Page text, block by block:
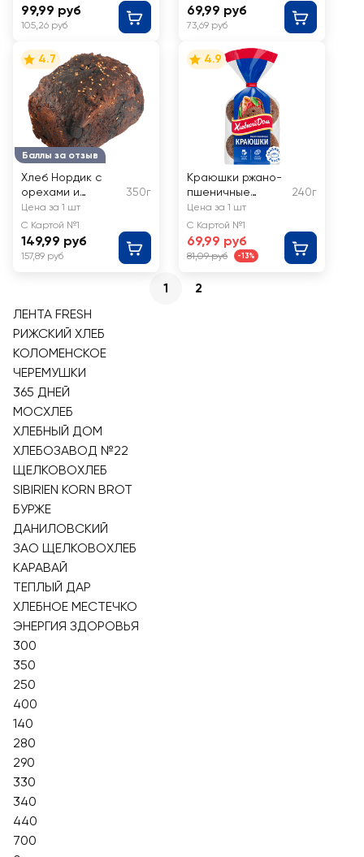
99,99 руб
105,26 руб
69,99 руб
73,69 руб
Баллы за отзыв
4.7
Хлеб Нордик с
орехами и
сухофруктами
ЛЕНТА FRESH
350г
Цена за 1 шт
С Картой №1
149,99 руб
157,89 руб
4.9
Краюшки ржано-
пшеничные
ХЛЕБНЫЙ ДОМ
240г
Цена за 1 шт
С Картой №1
69,99 руб
81,09 руб -13%
1
2
ЛЕНТА FRESH
РИЖСКИЙ ХЛЕБ
КОЛОМЕНСКОЕ
ЧЕРЕМУШКИ
365 ДНЕЙ
МОСХЛЕБ
ХЛЕБНЫЙ ДОМ
ХЛЕБОЗАВОД №22
ЩЕЛКОВОХЛЕБ
SIBIRIEN KORN BROT
БУРЖЕ
ДАНИЛОВСКИЙ
ЗАО ЩЕЛКОВОХЛЕБ
КАРАВАЙ
ТЕПЛЫЙ ДАР
ХЛЕБНОЕ МЕСТЕЧКО
ЭНЕРГИЯ ЗДОРОВЬЯ
300
350
250
400
140
280
290
330
340
440
700